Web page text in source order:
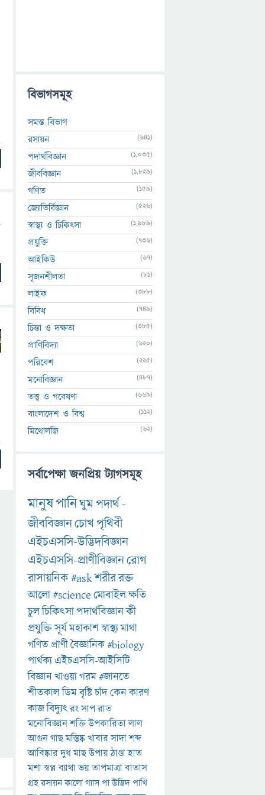
বিভাগসমূহ
সমস্ত বিভাগ
রসায়ন
(641)
পদার্থবিজ্ঞান (1,035)
জীববিজ্ঞান (1,829)
গণিত (159)
জ্যোতির্বিজ্ঞান (526)
স্বাস্থ্য ও চিকিৎসা (1,989)
প্রযুক্তি (736)
আইকিউ (67)
সৃজনশীলতা (81)
লাইফ (388)
বিবিধ (749)
চিন্তা ও দক্ষতা (385)
প্রাণিবিদ্যা (620)
পরিবেশ (225)
মনোবিজ্ঞান (487)
তত্ত্ব ও গবেষণা (669)
বাংলাদেশ ও বিশ্ব (112)
মিথোলজি (62)
সর্বাপেক্ষা জনপ্রিয় ট্যাগসমূহ
মানুষপানিঘুমপদার্থ-
জীববিজ্ঞানচোখপৃথিবী
এইচএসসি-উদ্ভিদবিজ্ঞান
এইচএসসি-প্রাণীবিজ্ঞানরোগ
রাসায়নিক#askশরীররক্ত
আলো#scienceমোবাইলক্ষতি
চুলচিকিৎসাপদার্থবিজ্ঞানকী
প্রযুক্তিসূর্যমহাকাশস্বাস্থ্যমাথা
গণিত প্রাণীবৈজ্ঞানিক#biology
পার্থক্য এইচএসসি-আইসিটি
বিজ্ঞানখাওয়াগরম#জানতে
শীতকালডিমবৃষ্টিচাঁদকেনকারণ
কাজবিদ্যুৎরংসাপরাত
মনোবিজ্ঞানশক্তিউপকারিতালাল
আগুনগাছমস্তিষ্কখাবারসাদাশব্দ
আবিষ্কারদুধমাছউপায়ঠাণ্ডাহাত
মশাস্বপ্নব্যাথাভয়তাপমাত্রাবাতাস
গ্রহরসায়নকালোগ্যাসপাউদ্ভিদপাখি